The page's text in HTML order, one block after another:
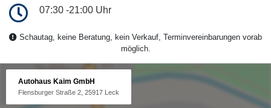
07:30 -21:00 Uhr
Schautag, keine Beratung, kein Verkauf, Terminvereinbarungen vorab
möglich.
Autohaus Kaim GmbH
Flensburger Straße 2, 25917 Leck